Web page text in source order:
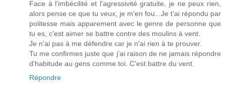
Face à l'imbécilité et l'agressivité gratuite, je ne peux rien,
alors pense ce que tu veux, je m'en fou...Je t'ai répondu par
politesse mais apparement avec le genre de personne que
tu es, c'est aimer se battre contre des moulins à vent.
Je n'ai pas à me défendre car je n'ai rien à te prouver.
Tu me confirmes juste que j'ai raison de ne jamais répondre
d'habitude au gens comme toi. C'est battre du vent.
Répondre